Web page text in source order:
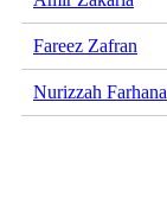
Fareez Zafran
Nurizzah Farhana